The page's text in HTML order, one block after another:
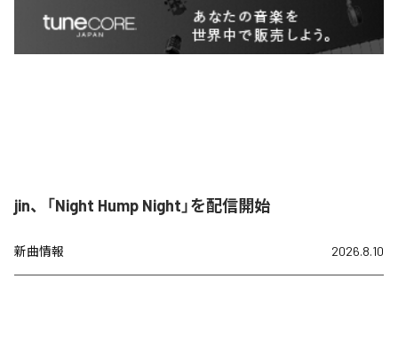
jin、「Night Hump Night」を配信開始
新曲情報 2026.8.10